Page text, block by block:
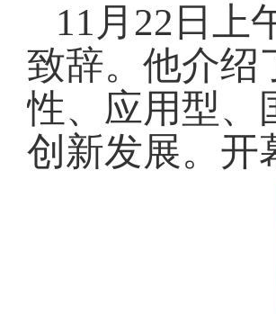
11月22日上
致辞。他介绍
性、应用型、
创新发展。开